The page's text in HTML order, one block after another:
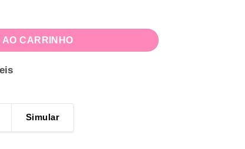
CARRINHO
Simular